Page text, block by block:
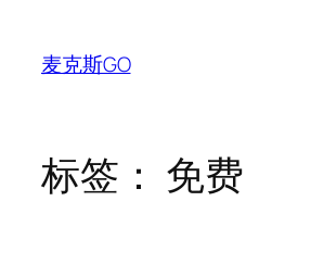
麦克斯GO
标签： 免费